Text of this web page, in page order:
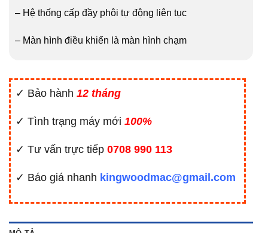
– Hệ thống cấp đầy phôi tự động liên tục
– Màn hình điều khiển là màn hình chạm
✓ Bảo hành 12 tháng
✓ Tình trạng máy mới 100%
✓ Tư vấn trực tiếp 0708 990 113
✓ Báo giá nhanh kingwoodmac@gmail.com